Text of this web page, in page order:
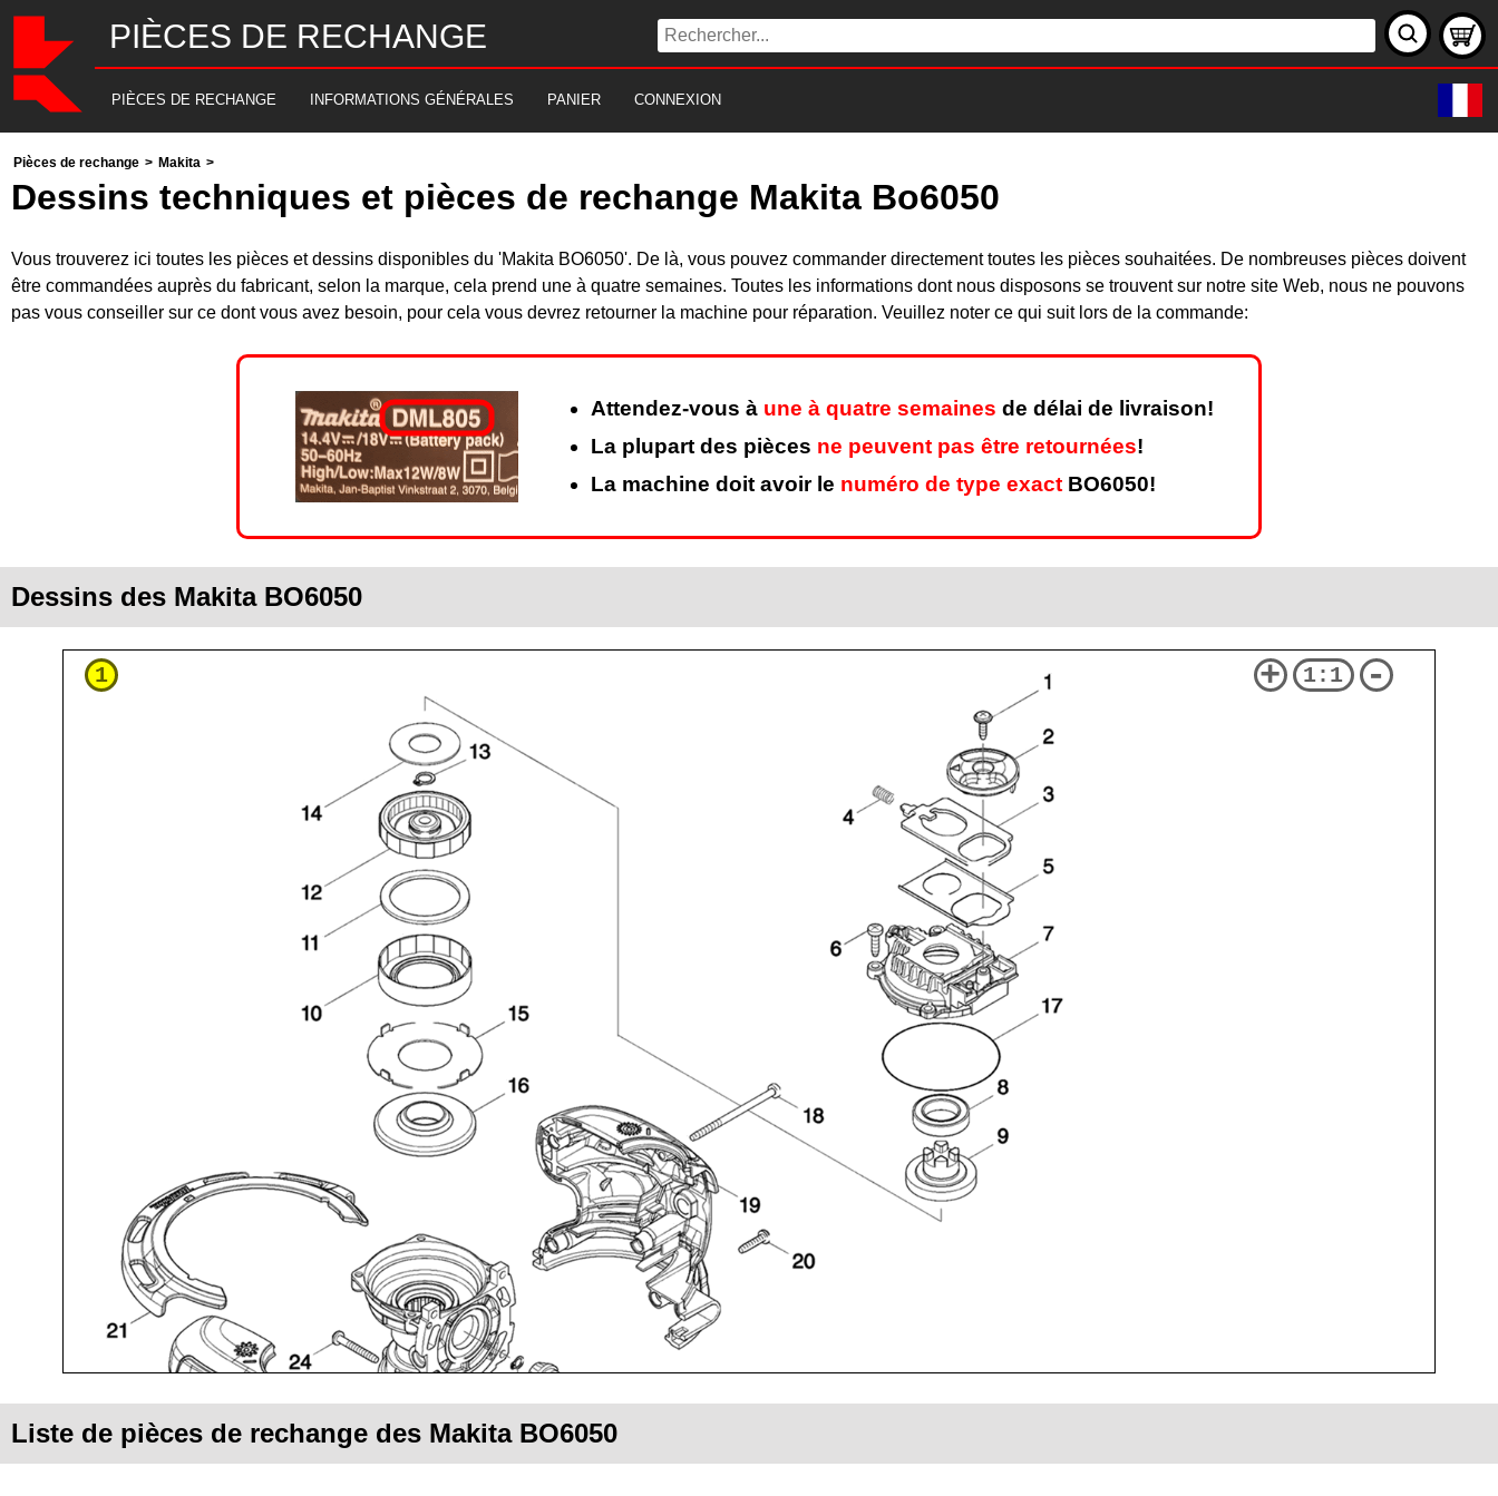
PIÈCES DE RECHANGE
PIÈCES DE RECHANGE INFORMATIONS GÉNÉRALES PANIER CONNEXION
Pièces de rechange > Makita >
Dessins techniques et pièces de rechange Makita Bo6050
Vous trouverez ici toutes les pièces et dessins disponibles du 'Makita BO6050'. De là, vous pouvez commander directement toutes les pièces souhaitées. De nombreuses pièces doivent
être commandées auprès du fabricant, selon la marque, cela prend une à quatre semaines. Toutes les informations dont nous disposons se trouvent sur notre site Web, nous ne pouvons
pas vous conseiller sur ce dont vous avez besoin, pour cela vous devrez retourner la machine pour réparation. Veuillez noter ce qui suit lors de la commande:
Attendez-vous à une à quatre semaines de délai de livraison!
La plupart des pièces ne peuvent pas être retournées!
La machine doit avoir le numéro de type exact BO6050!
Dessins des Makita BO6050
1 + 1:1 -
Liste de pièces de rechange des Makita BO6050